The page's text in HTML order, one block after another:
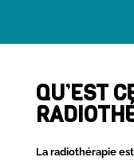
QU’EST
La radiothérapie